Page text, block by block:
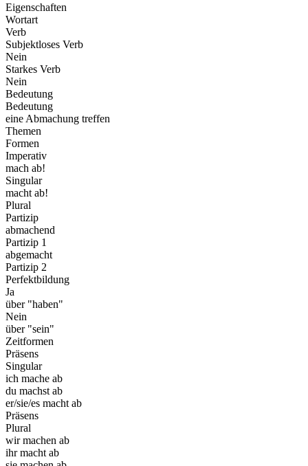
Eigenschaften
Wortart
Verb
Subjektloses Verb
Nein
Starkes Verb
Nein
Bedeutung
Bedeutung
eine Abmachung treffen
Themen
Formen
Imperativ
mach ab!
Singular
macht ab!
Plural
Partizip
abmachend
Partizip 1
abgemacht
Partizip 2
Perfektbildung
Ja
über "haben"
Nein
über "sein"
Zeitformen
Präsens
Singular
ich mache ab
du machst ab
er/sie/es macht ab
Präsens
Plural
wir machen ab
ihr macht ab